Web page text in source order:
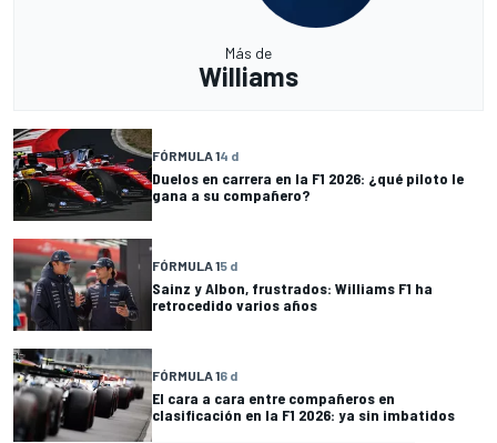
Más de
Williams
FÓRMULA 14 d
Duelos en carrera en la F1 2026: ¿qué piloto le
gana a su compañero?
FÓRMULA 15 d
Sainz y Albon, frustrados: Williams F1 ha
retrocedido varios años
FÓRMULA 16 d
El cara a cara entre compañeros en
clasificación en la F1 2026: ya sin imbatidos